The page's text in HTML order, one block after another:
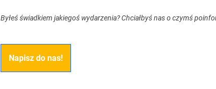
Byłeś świadkiem jakiegoś wydarzenia? Chciałbyś nas o czymś
Napisz do nas!